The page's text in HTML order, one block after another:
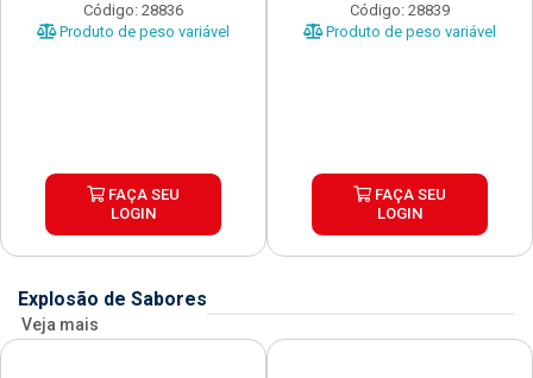
Código: 28836
Produto de peso variável
FAÇA SEU
LOGIN
Código: 28839
Produto de peso variável
FAÇA SEU
LOGIN
Explosão de Sabores
Veja mais